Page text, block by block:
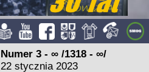
Numer 3 - ∞ /1318 - ∞/
22 stycznia 2023